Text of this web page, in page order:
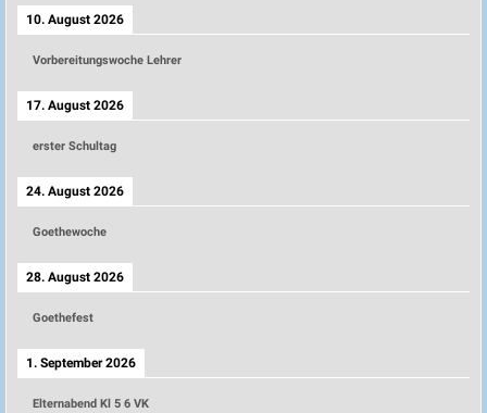
10. August 2026
Vorbereitungswoche Lehrer
17. August 2026
erster Schultag
24. August 2026
Goethewoche
28. August 2026
Goethefest
1. September 2026
Elternabend Kl 5 6 VK